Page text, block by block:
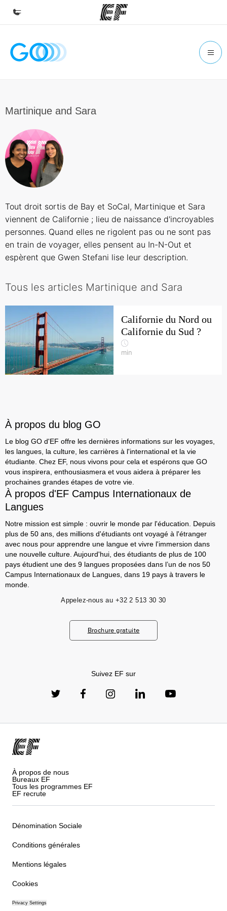
Accueil
Trouver un bureau
A propos de nous
Qui sommes-nous ?
Martinique and Sara
Tout droit sortis de Bay et SoCal, Martinique et Sara
viennent de Californie ; lieu de naissance d'incroyables
personnes. Quand elles ne rigolent pas ou ne sont pas
en train de voyager, elles pensent au In-N-Out et
espèrent que Gwen Stefani lise leur description.
Tous les articles Martinique and Sara
Californie du Nord ou
Californie du Sud ?
min
À propos du blog GO
Le blog GO d'EF offre les dernières informations sur les voyages,
les langues, la culture, les carrières à l'international et la vie
étudiante. Chez EF, nous vivons pour cela et espérons que GO
vous inspirera, enthousiasmera et vous aidera à préparer les
prochaines grandes étapes de votre vie.
À propos d'EF Campus Internationaux de
Langues
Notre mission est simple : ouvrir le monde par l'éducation. Depuis
plus de 50 ans, des millions d'étudiants ont voyagé à l'étranger
avec nous pour apprendre une langue et vivre l'immersion dans
une nouvelle culture. Aujourd'hui, des étudiants de plus de 100
pays étudient une des 9 langues proposées dans l’un de nos 50
Campus Internationaux de Langues, dans 19 pays à travers le
monde.
Appelez-nous au +32 2 513 30 30
Brochure gratuite
Suivez EF sur
À propos de nous
Bureaux EF
Tous les programmes EF
EF recrute
Dénomination Sociale
Conditions générales
Mentions légales
Cookies
Privacy Settings